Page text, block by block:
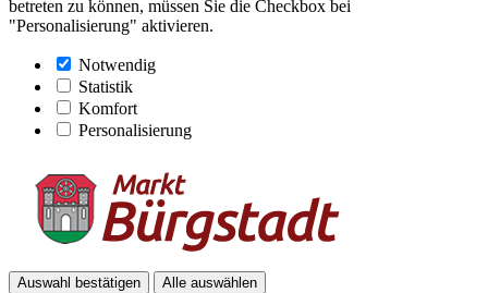
betreten zu können, müssen Sie die Checkbox bei
"Personalisierung" aktivieren.
Notwendig
Statistik
Komfort
Personalisierung
Auswahl bestätigen Alle auswählen